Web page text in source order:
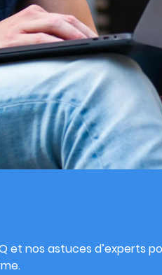
et nos astuces d’experts